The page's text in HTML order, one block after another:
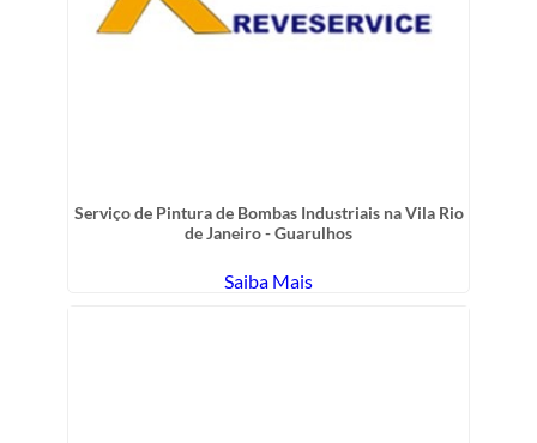
Serviço de Pintura de Bombas Industriais na Vila Rio
de Janeiro - Guarulhos
Saiba Mais